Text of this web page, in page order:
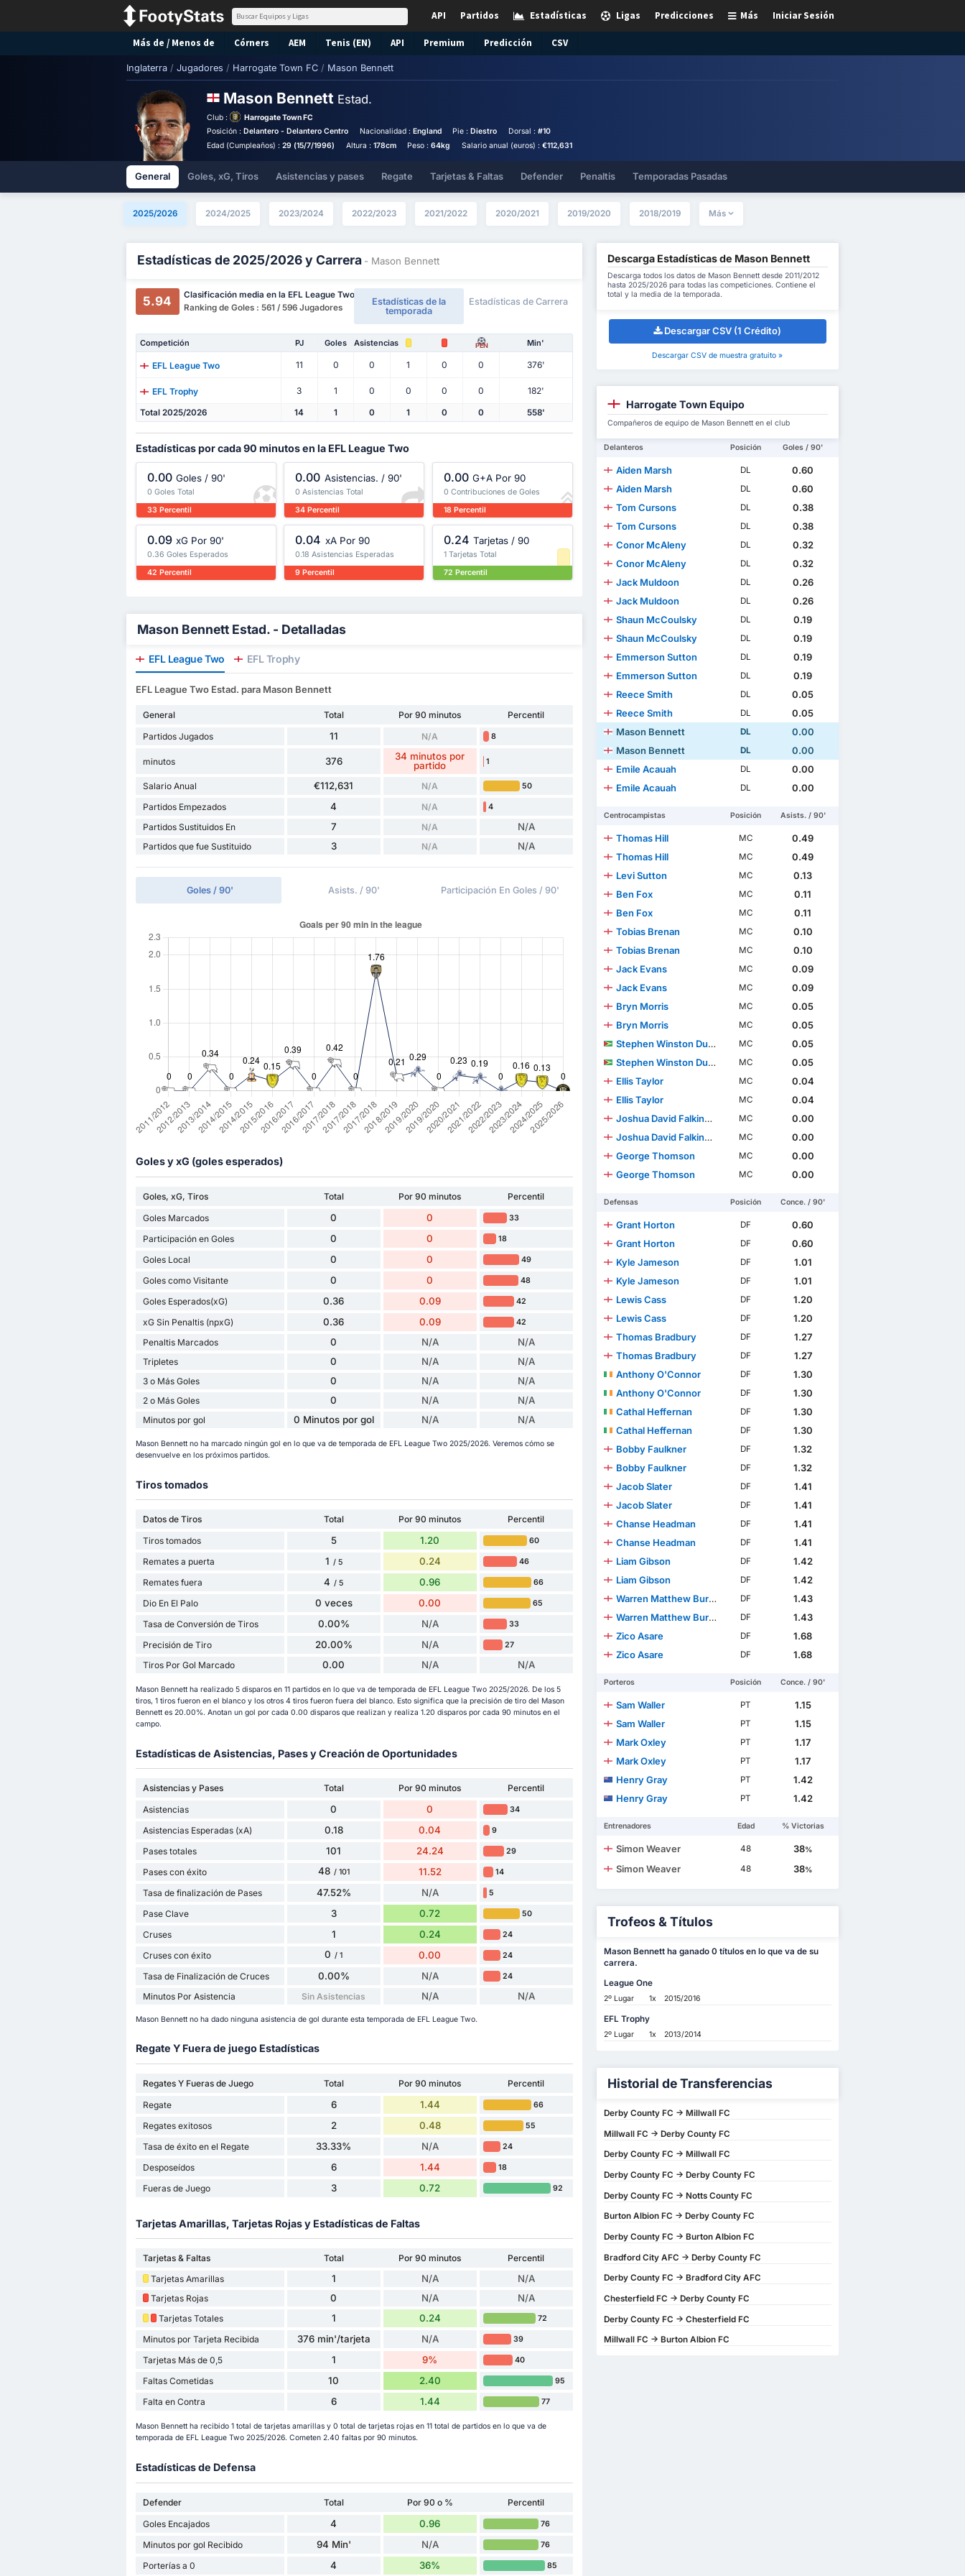
Iniciar Sesión
Más
Predicciones
Ligas
Estadísticas
Partidos
API
Más de / Menos de Córners AEM Tenis (EN) API Premium Predicción CSV
Inglaterra / Jugadores / Harrogate Town FC / Mason Bennett
Mason Bennett Estad.
Club :
Harrogate Town FC
Posición :Delantero - Delantero Centro Nacionalidad : England Pie :Diestro Dorsal : #10
Edad (Cumpleaños) :29 (15/7/1996) Altura : 178cm Peso :64kg Salario anual (euros) : €112,631
General Goles, xG, Tiros Asistencias y pases Regate Tarjetas & Faltas Defender Penaltis Temporadas Pasadas
2025/2026 2024/2025 2023/2024 2022/2023 2021/2022 2020/2021 2019/2020 2018/2019 Más
Estadísticas de 2025/2026 y Carrera - Mason Bennett
5.94
Clasificación media en la EFL League Two
Ranking de Goles : 561 / 596 Jugadores
Estadísticas de la
temporada
Estadísticas de Carrera
Competición PJ Goles Asistencias PEN Min'
EFL League Two 11 0 0 1 0 0 376'
EFL Trophy 3 1 0 0 0 0 182'
Total 2025/2026 14 1 0 1 0 0 558'
Estadísticas por cada 90 minutos en la EFL League Two
0.00 Goles / 90'
0 Goles Total
33 Percentil
0.00 Asistencias. / 90'
0 Asistencias Total
34 Percentil
0.00 G+A Por 90
0 Contribuciones de Goles
18 Percentil
0.09 xG Por 90'
0.36 Goles Esperados
42 Percentil
0.04 xA Por 90
0.18 Asistencias Esperadas
9 Percentil
0.24 Tarjetas / 90
1 Tarjetas Total
72 Percentil
Mason Bennett Estad. - Detalladas
EFL League Two EFL Trophy
EFL League Two Estad. para Mason Bennett
General Total Por 90 minutos
Percentil
Partidos Jugados
11 N/A 8
minutos 376
34 minutos por
partido
1
Salario Anual €112,631 N/A 50
Partidos Empezados 4 N/A 4
Partidos Sustituidos En 7 N/A N/A
Partidos que fue Sustituido 3 N/A N/A
Goles / 90' Asists. / 90' Participación En Goles / 90'
Goles y xG (goles esperados)
Goles, xG, Tiros Total Por 90 minutos
Percentil
Goles Marcados
0 0 33
Participación en Goles 0 0 18
Goles Local 0 0 49
Goles como Visitante 0 0 48
Goles Esperados(xG) 0.36 0.09 42
xG Sin Penaltis (npxG) 0.36 0.09 42
Penaltis Marcados 0 N/A N/A
Tripletes 0 N/A N/A
3 o Más Goles 0 N/A N/A
2 o Más Goles 0 N/A N/A
Minutos por gol 0 Minutos por gol N/A N/A
Mason Bennett no ha marcado ningún gol en lo que va de temporada de EFL League Two 2025/2026. Veremos cómo se
desenvuelve en los próximos partidos.
Tiros tomados
Datos de Tiros Total Por 90 minutos
Percentil
Tiros tomados
5 1.20 60
Remates a puerta 1 / 5 0.24 46
Remates fuera 4 / 5 0.96 66
Dio En El Palo 0 veces 0.00 65
Tasa de Conversión de Tiros 0.00% N/A 33
Precisión de Tiro 20.00% N/A 27
Tiros Por Gol Marcado 0.00 N/A N/A
Mason Bennett ha realizado 5 disparos en 11 partidos en lo que va de temporada de EFL League Two 2025/2026. De los 5
tiros, 1 tiros fueron en el blanco y los otros 4 tiros fueron fuera del blanco. Esto significa que la precisión de tiro del Mason
Bennett es 20.00%. Anotan un gol por cada 0.00 disparos que realizan y realiza 1.20 disparos por cada 90 minutos en el
campo.
Estadísticas de Asistencias, Pases y Creación de Oportunidades
Asistencias y Pases Total Por 90 minutos
Percentil
Asistencias
0 0 34
Asistencias Esperadas (xA) 0.18 0.04 9
Pases totales 101 24.24 29
Pases con éxito 48 / 101 11.52 14
Tasa de finalización de Pases 47.52% N/A 5
Pase Clave 3 0.72 50
Cruses 1 0.24 24
Cruses con éxito 0 / 1 0.00 24
Tasa de Finalización de Cruces 0.00% N/A 24
Minutos Por Asistencia Sin Asistencias N/A N/A
Mason Bennett no ha dado ninguna asistencia de gol durante esta temporada de EFL League Two.
Regate Y Fuera de juego Estadísticas
Regates Y Fueras de Juego Total Por 90 minutos
Percentil
Regate
6 1.44 66
Regates exitosos 2 0.48 55
Tasa de éxito en el Regate 33.33% N/A 24
Desposeídos 6 1.44 18
Fueras de Juego 3 0.72 92
Tarjetas Amarillas, Tarjetas Rojas y Estadísticas de Faltas
Tarjetas & Faltas Total Por 90 minutos
Percentil
Tarjetas Amarillas
1 N/A N/A
Tarjetas Rojas 0 N/A N/A
Tarjetas Totales 1 0.24 72
Minutos por Tarjeta Recibida 376 min'/tarjeta N/A 39
Tarjetas Más de 0,5 1 9% 40
Faltas Cometidas 10 2.40 95
Falta en Contra 6 1.44 77
Mason Bennett ha recibido 1 total de tarjetas amarillas y 0 total de tarjetas rojas en 11 total de partidos en lo que va de
temporada de EFL League Two 2025/2026. Cometen 2.40 faltas por 90 minutos.
Estadísticas de Defensa
Defender Total Por 90 o %
Percentil
Goles Encajados
4 0.96 76
Minutos por gol Recibido 94 Min' N/A 76
Porterías a 0 4 36% 85
Descarga Estadísticas de Mason Bennett
Descarga todos los datos de Mason Bennett desde 2011/2012
hasta 2025/2026 para todas las competiciones. Contiene el
total y la media de la temporada.
Descargar CSV (1 Crédito)
Descargar CSV de muestra gratuito »
Harrogate Town Equipo
Compañeros de equipo de Mason Bennett en el club
Delanteros Posición Goles / 90'
Aiden Marsh DL
0.60
Aiden Marsh
DL
0.60
Tom Cursons
DL
0.38
Tom Cursons
DL
0.38
Conor McAleny
DL
0.32
Conor McAleny
DL
0.32
Jack Muldoon
DL
0.26
Jack Muldoon
DL
0.26
Shaun McCoulsky
DL
0.19
Shaun McCoulsky
DL
0.19
Emmerson Sutton
DL
0.19
Emmerson Sutton
DL
0.19
Reece Smith
DL
0.05
Reece Smith
DL
0.05
Mason Bennett
DL
0.00
Mason Bennett
DL
0.00
Emile Acauah
DL
0.00
Emile Acauah
DL 0.00
Centrocampistas Posición Asists. / 90'
Thomas Hill MC
0.49
Thomas Hill
MC
0.49
Levi Sutton
MC
0.13
Ben Fox
MC
0.11
Ben Fox
MC
0.11
Tobias Brenan
MC
0.10
Tobias Brenan
MC
0.10
Jack Evans
MC
0.09
Jack Evans
MC
0.09
Bryn Morris
MC
0.05
Bryn Morris
MC
0.05
Stephen Winston Duke-McKenna
MC
0.05
Stephen Winston Duke-McKenna
MC
0.05
Ellis Taylor
MC
0.04
Ellis Taylor
MC
0.04
Joshua David Falkingham
MC
0.00
Joshua David Falkingham
MC
0.00
George Thomson
MC
0.00
George Thomson
MC 0.00
Defensas Posición Conce. / 90'
Grant Horton DF
0.60
Grant Horton
DF
0.60
Kyle Jameson
DF
1.01
Kyle Jameson
DF
1.01
Lewis Cass
DF
1.20
Lewis Cass
DF
1.20
Thomas Bradbury
DF
1.27
Thomas Bradbury
DF
1.27
Anthony O'Connor
DF
1.30
Anthony O'Connor
DF
1.30
Cathal Heffernan
DF
1.30
Cathal Heffernan
DF
1.30
Bobby Faulkner
DF
1.32
Bobby Faulkner
DF
1.32
Jacob Slater
DF
1.41
Jacob Slater
DF
1.41
Chanse Headman
DF
1.41
Chanse Headman
DF
1.41
Liam Gibson
DF
1.42
Liam Gibson
DF
1.42
Warren Matthew Burrell
DF
1.43
Warren Matthew Burrell
DF
1.43
Zico Asare
DF
1.68
Zico Asare
DF 1.68
Porteros Posición Conce. / 90'
Sam Waller PT
1.15
Sam Waller
PT
1.15
Mark Oxley
PT
1.17
Mark Oxley
PT
1.17
Henry Gray
PT
1.42
Henry Gray
PT 1.42
Entrenadores Edad % Victorias
Simon Weaver 48 38%
Simon Weaver 48 38%
Trofeos & Títulos
Mason Bennett ha ganado 0 títulos en lo que va de su
carrera.
League One
2º Lugar 1x 2015/2016
EFL Trophy
2º Lugar 1x 2013/2014
Historial de Transferencias
Derby County FC -> Millwall FC
Millwall FC -> Derby County FC
Derby County FC -> Millwall FC
Derby County FC -> Derby County FC
Derby County FC -> Notts County FC
Burton Albion FC -> Derby County FC
Derby County FC -> Burton Albion FC
Bradford City AFC -> Derby County FC
Derby County FC -> Bradford City AFC
Chesterfield FC -> Derby County FC
Derby County FC -> Chesterfield FC
Millwall FC -> Burton Albion FC